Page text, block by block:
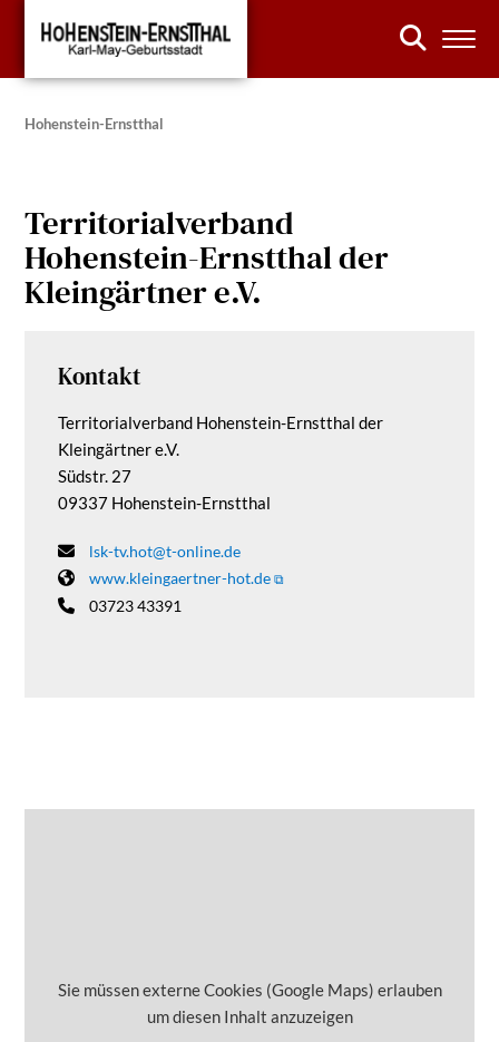
Hohenstein-Ernstthal
Territorialverband
Hohenstein-Ernstthal der
Kleingärtner e.V.
Kontakt
Territorialverband Hohenstein-Ernstthal der
Kleingärtner e.V.
Südstr. 27
09337 Hohenstein-Ernstthal
lsk-tv.hot@t-online.de
www.kleingaertner-hot.de
03723 43391
Sie müssen externe Cookies (Google Maps) erlauben
um diesen Inhalt anzuzeigen